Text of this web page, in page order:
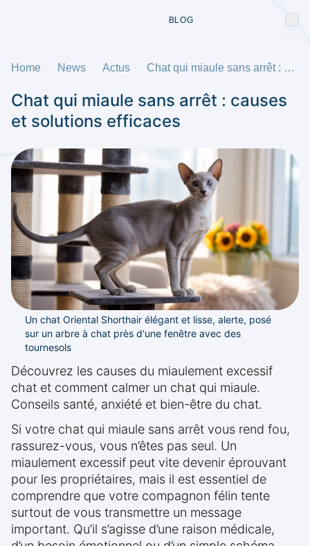
BLOG
Home News Actus Chat qui miaule sans arrêt : causes et solutions efficaces
Chat qui miaule sans arrêt : causes
et solutions efficaces
Un chat Oriental Shorthair élégant et lisse, alerte, posé
sur un arbre à chat près d'une fenêtre avec des
tournesols
Découvrez les causes du miaulement excessif
chat et comment calmer un chat qui miaule.
Conseils santé, anxiété et bien-être du chat.
Si votre chat qui miaule sans arrêt vous rend fou,
rassurez-vous, vous n’êtes pas seul. Un
miaulement excessif peut vite devenir éprouvant
pour les propriétaires, mais il est essentiel de
comprendre que votre compagnon félin tente
surtout de vous transmettre un message
important. Qu’il s’agisse d’une raison médicale,